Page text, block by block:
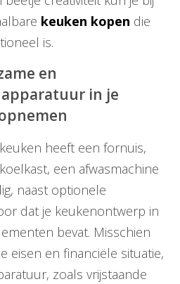
keuken kopen die
is.
en
in je
heeft een fornuis,
een afwasmachine
naast optionele
dat je keukenontwerp in
bevat. Misschien
eisen en financiële situatie,
zoals vrijstaande